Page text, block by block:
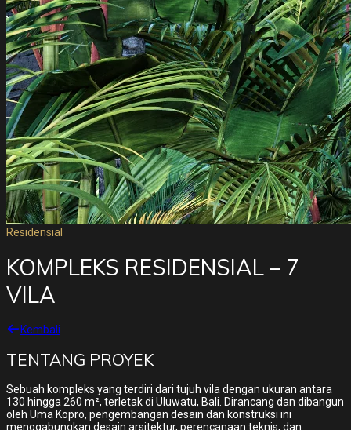
Residensial
KOMPLEKS RESIDENSIAL – 7
VILA
Kembali
TENTANG PROYEK
Sebuah kompleks yang terdiri dari tujuh vila dengan ukuran antara
130 hingga 260 m², terletak di Uluwatu, Bali. Dirancang dan dibangun
oleh Uma Kopro, pengembangan desain dan konstruksi ini
menggabungkan desain arsitektur, perencanaan teknis, dan